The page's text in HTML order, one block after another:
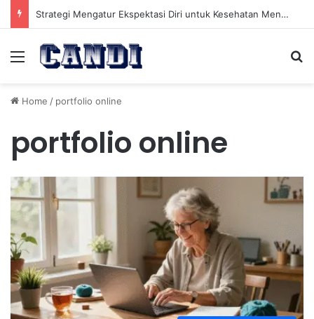
Strategi Mengatur Ekspektasi Diri untuk Kesehatan Mental yang Lebih Seimbang
Menu
Home / portfolio online
portfolio online